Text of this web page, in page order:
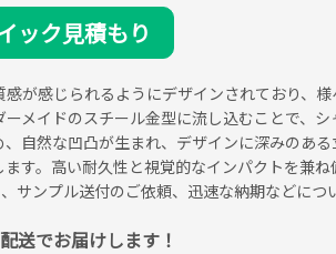
ック見積もり
が感じられるようにデザインされており、
メイドのスチール金型に流し込むことで、
自然な凹凸が生まれ、デザインに深みのあ
す。高い耐久性と視覚的なインパクトを兼
サンプル送付のご依頼、迅速な納期などに
送でお届けします！